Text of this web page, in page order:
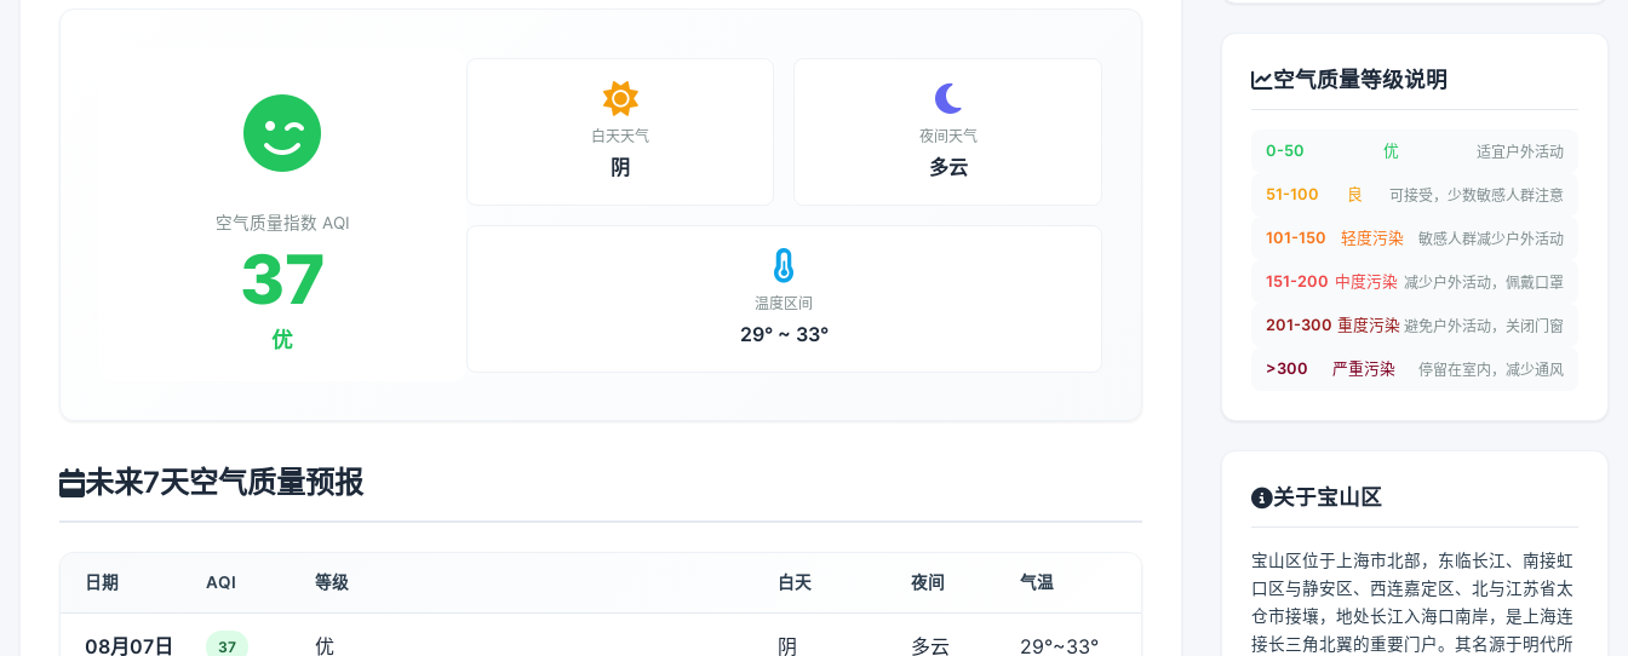
空气质量指数 AQI
37
优
白天天气
阴
夜间天气
多云
温度区间
29° ~ 33°
未来7天空气质量预报
日期 AQI 等级 白天 夜间 气温
08月07日 37 优 阴 多云 29°~33°
空气质量等级说明
0-50 优 适宜户外活动
51-100 良 可接受，少数敏感人群注意
101-150 轻度污染 敏感人群减少户外活动
151-200 中度污染 减少户外活动，佩戴口罩
201-300 重度污染 避免户外活动，关闭门窗
>300 严重污染 停留在室内，减少通风
关于宝山区
宝山区位于上海市北部，东临长江、南接虹
口区与静安区、西连嘉定区、北与江苏省太
仓市接壤，地处长江入海口南岸，是上海连
接长三角北翼的重要门户。其名源于明代所